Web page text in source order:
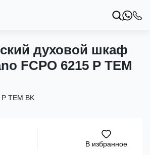
духовой шкаф
FCPO 6215 P TEM
TEM BK
В избранное